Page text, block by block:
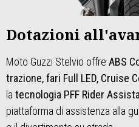
Dotazioni
Moto Guzzi Stelvio offre ABS
trazione, fari Full LED, Cruise
latecnologia PFF Rider
piattaforma di assistenza alla